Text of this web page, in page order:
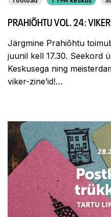
PRAHIÕHTU VOL. 24:
Järgmine Prahiõhtu
juunil kell 17.30. Seekord
Keskusega ning
viker-zine’id!…